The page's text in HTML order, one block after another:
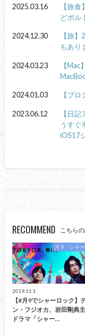
2025.03.16
【旅
どポル
2024.12.30
【旅
もあり
2024.03.23
【
2024.01.03 【ブ
2023.06.12
【日
うすぐ
iOS17
RECOMMEND こちら
月９「シャー
2019.11.1
【#月9でシャーロック】
ン・フジオカ、岩田剛典
ドラマ「シャー…